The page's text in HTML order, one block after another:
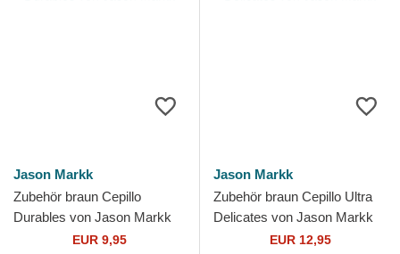
Jason Markk
Zubehör braun Cepillo
Durables von Jason Markk
EUR 9,95
Jason Markk
Zubehör braun Cepillo Ultra
Delicates von Jason Markk
EUR 12,95